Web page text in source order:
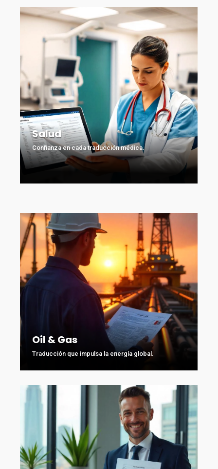
Salud
Confianza en cada traducción médica.
Oil & Gas
Traducción que impulsa la energía global.